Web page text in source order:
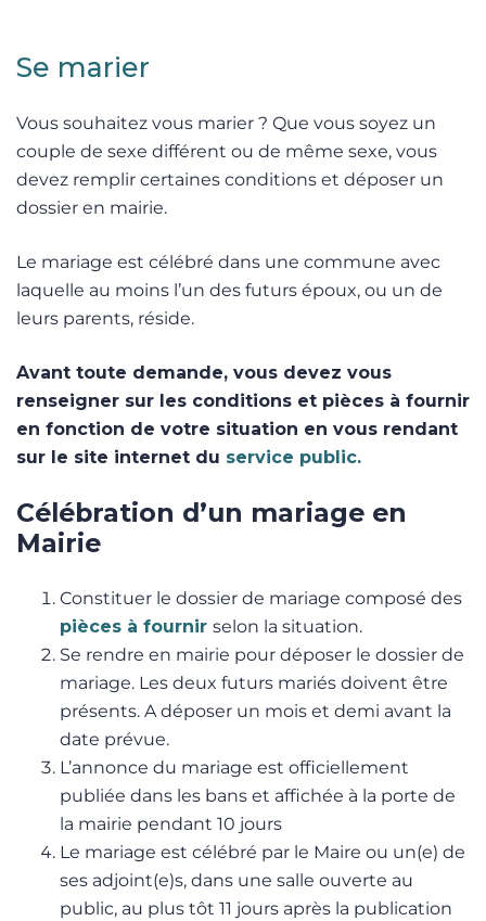
Se marier
Vous souhaitez vous marier ? Que vous soyez un
couple de sexe différent ou de même sexe, vous
devez remplir certaines conditions et déposer un
dossier en mairie.
Le mariage est célébré dans une commune avec
laquelle au moins l’un des futurs époux, ou un de
leurs parents, réside.
Avant toute demande, vous devez vous
renseigner sur les conditions et pièces à fournir
en fonction de votre situation en vous rendant
sur le site internet du service public.
Célébration d’un mariage en
Mairie
Constituer le dossier de mariage composé des
pièces à fournir selon la situation.
Se rendre en mairie pour déposer le dossier de
mariage. Les deux futurs mariés doivent être
présents. A déposer un mois et demi avant la
date prévue.
L’annonce du mariage est officiellement
publiée dans les bans et affichée à la porte de
la mairie pendant 10 jours
Le mariage est célébré par le Maire ou un(e) de
ses adjoint(e)s, dans une salle ouverte au
public, au plus tôt 11 jours après la publication